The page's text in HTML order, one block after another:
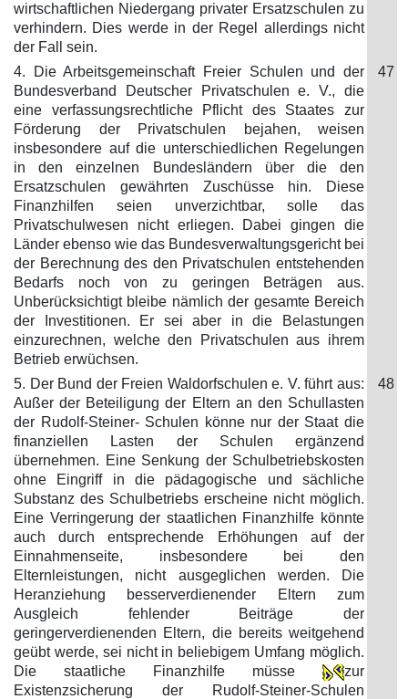
wirtschaftlichen Niedergang privater Ersatzschulen zu
verhindern. Dies werde in der Regel allerdings nicht
der Fall sein.
4. Die Arbeitsgemeinschaft Freier Schulen und der
Bundesverband Deutscher Privatschulen e. V., die
eine verfassungsrechtliche Pflicht des Staates zur
Förderung der Privatschulen bejahen, weisen
insbesondere auf die unterschiedlichen Regelungen
in den einzelnen Bundesländern über die den
Ersatzschulen gewährten Zuschüsse hin. Diese
Finanzhilfen seien unverzichtbar, solle das
Privatschulwesen nicht erliegen. Dabei gingen die
Länder ebenso wie das Bundesverwaltungsgericht bei
der Berechnung des den Privatschulen entstehenden
Bedarfs noch von zu geringen Beträgen aus.
Unberücksichtigt bleibe nämlich der gesamte Bereich
der Investitionen. Er sei aber in die Belastungen
einzurechnen, welche den Privatschulen aus ihrem
Betrieb erwüchsen.
47
5. Der Bund der Freien Waldorfschulen e. V. führt aus:
Außer der Beteiligung der Eltern an den Schullasten
der Rudolf-Steiner- Schulen könne nur der Staat die
finanziellen Lasten der Schulen ergänzend
übernehmen. Eine Senkung der Schulbetriebskosten
ohne Eingriff in die pädagogische und sächliche
Substanz des Schulbetriebs erscheine nicht möglich.
Eine Verringerung der staatlichen Finanzhilfe könnte
auch durch entsprechende Erhöhungen auf der
Einnahmenseite, insbesondere bei den
Elternleistungen, nicht ausgeglichen werden. Die
Heranziehung besserverdienender Eltern zum
Ausgleich fehlender Beiträge der
geringerverdienenden Eltern, die bereits weitgehend
geübt werde, sei nicht in beliebigem Umfang möglich.
Die staatliche Finanzhilfe müsse
zur
Existenzsicherung der Rudolf-Steiner-Schulen
48